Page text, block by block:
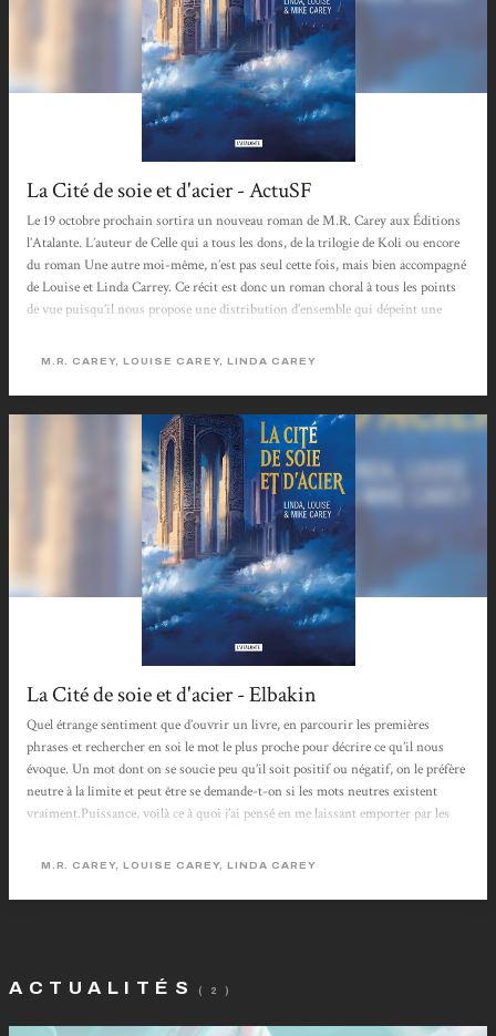
La Cité de soie et d'acier - ActuSF
Le 19 octobre prochain sortira un nouveau roman de M.R. Carey aux Éditions
l’Atalante. L’auteur de Celle qui a tous les dons, de la trilogie de Koli ou encore
du roman Une autre moi-même, n’est pas seul cette fois, mais bien accompagné
de Louise et Linda Carrey. Ce récit est donc un roman choral à tous les points
de vue puisqu’il nous propose une distribution d’ensemble qui dépeint une
Cette histoire commence donc comme beaucoup d’autre part un « Jadis » qui
M.R. CAREY, LOUISE CAREY, LINDA CAREY
La Cité de soie et d'acier - Elbakin
Quel étrange sentiment que d’ouvrir un livre, en parcourir les premières
phrases et rechercher en soi le mot le plus proche pour décrire ce qu’il nous
évoque. Un mot dont on se soucie peu qu’il soit positif ou négatif, on le préfère
neutre à la limite et peut être se demande-t-on si les mots neutres existent
vraiment.Puissance, voilà ce à quoi j’ai pensé en me laissant emporter par les
mot est ressenti comme à sa place, que chaque chapitre possède ce qu’il faut
M.R. CAREY, LOUISE CAREY, LINDA CAREY
ACTUALITÉS ( 2 )